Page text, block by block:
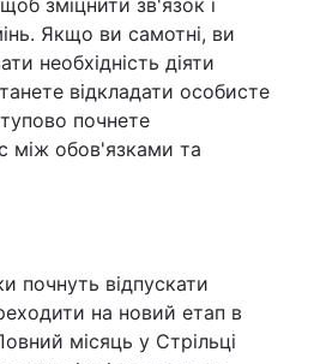
зміцнити зв'язок і
Якщо ви самотні, ви
необхідність діяти
відкладати особисте
почнете
між обов'язками та
почнуть відпускати
на новий етап в
місяць у Стрільці